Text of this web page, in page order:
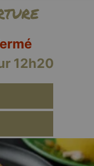
12h20